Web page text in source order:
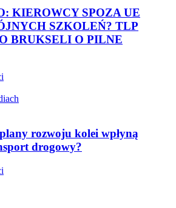
KIEROWCY SPOZA UE
SZKOLEŃ? TLP
BRUKSELI O PILNE
rozwoju kolei wpłyną
drogowy?